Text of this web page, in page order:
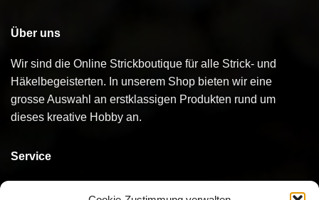
Über uns
Wir sind die Online Strickboutique für alle Strick- und
Häkelbegeisterten. In unserem Shop bieten wir eine
grosse Auswahl an erstklassigen Produkten rund um
dieses kreative Hobby an.
Service